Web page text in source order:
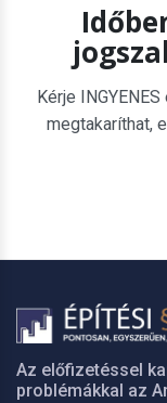
Kérje
megtakaríthat,
Az előfizetéssel
problémákkal az